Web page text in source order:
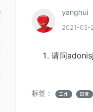
yanghui
2021-03-
请问
标签： 工作 日常